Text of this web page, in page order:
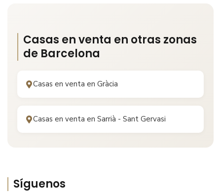
Casas en venta en otras zonas
de Barcelona
Casas en venta en Gràcia
Casas en venta en Sarrià - Sant Gervasi
Síguenos